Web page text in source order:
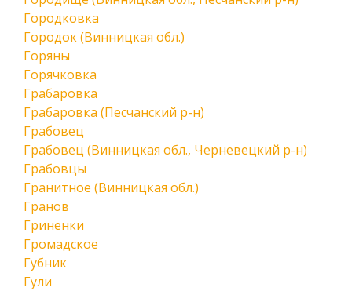
Городковка
Городок (Винницкая обл.)
Горяны
Горячковка
Грабаровка
Грабаровка (Песчанский р-н)
Грабовец
Грабовец (Винницкая обл., Черневецкий р-н)
Грабовцы
Гранитное (Винницкая обл.)
Гранов
Гриненки
Громадское
Губник
Гули